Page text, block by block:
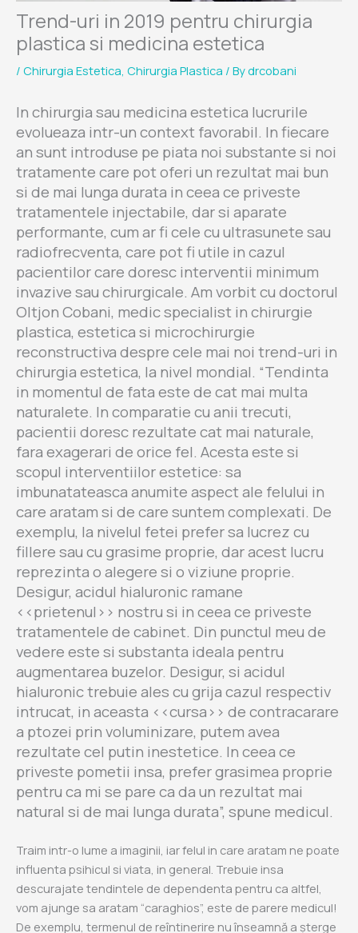
Trend-uri in 2019 pentru chirurgia
plastica si medicina estetica
/ Chirurgia Estetica Chirurgia Plastica / Bydrcobani
In chirurgia sau medicina estetica lucrurile
evolueaza intr-un context favorabil. In fiecare
an sunt introduse pe piata noi substante si noi
tratamente care pot oferi un rezultat mai bun
si de mai lunga durata in ceea ce priveste
tratamentele injectabile, dar si aparate
performante, cum ar fi cele cu ultrasunete sau
radiofrecventa, care pot fi utile in cazul
pacientilor care doresc interventii minimum
invazive sau chirurgicale. Am vorbit cu doctorul
Oltjon Cobani, medic specialist in chirurgie
plastica, estetica si microchirurgie
reconstructiva despre cele mai noi trend-uri in
chirurgia estetica, la nivel mondial. “Tendinta
in momentul de fata este de cat mai multa
naturalete. In comparatie cu anii trecuti,
pacientii doresc rezultate cat mai naturale,
fara exagerari de orice fel. Acesta este si
scopul interventiilor estetice: sa
imbunatateasca anumite aspect ale felului in
care aratam si de care suntem complexati. De
exemplu, la nivelul fetei prefer sa lucrez cu
fillere sau cu grasime proprie, dar acest lucru
reprezinta o alegere si o viziune proprie.
Desigur, acidul hialuronic ramane
<<prietenul>> nostru si in ceea ce priveste
tratamentele de cabinet. Din punctul meu de
vedere este si substanta ideala pentru
augmentarea buzelor. Desigur, si acidul
hialuronic trebuie ales cu grija cazul respectiv
intrucat, in aceasta <<cursa>> de contracarare
a ptozei prin voluminizare, putem avea
rezultate cel putin inestetice. In ceea ce
priveste pometii insa, prefer grasimea proprie
pentru ca mi se pare ca da un rezultat mai
natural si de mai lunga durata”, spune medicul.
Traim intr-o lume a imaginii, iar felul in care aratam ne poate
influenta psihicul si viata, in general. Trebuie insa
descurajate tendintele de dependenta pentru ca altfel,
vom ajunge sa aratam “caraghios”, este de parere medicul!
De exemplu, termenul de reîntinerire nu înseamnă a șterge